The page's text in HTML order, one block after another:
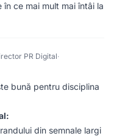
ce mai mult mai întâi la
PR Digital·
bună pentru disciplina
din semnale largi